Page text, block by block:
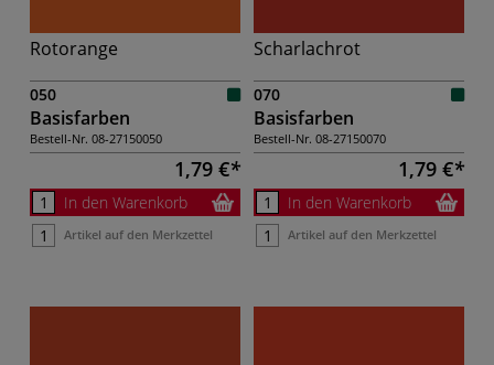
Rotorange
050
Basisfarben
Bestell-Nr. 08-27150050
1,79 €
In den Warenkorb
Artikel auf den Merkzettel
Scharlachrot
070
Basisfarben
Bestell-Nr. 08-27150070
1,79 €
In den Warenkorb
Artikel auf den Merkzettel